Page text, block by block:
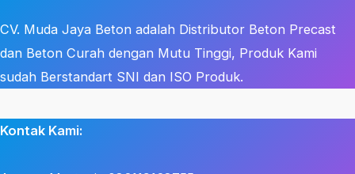
CV. Muda Jaya Beton adalah Distributor Beton Precast
dan Beton Curah dengan Mutu Tinggi, Produk Kami
sudah Berstandart SNI dan ISO Produk.
Kontak Kami: